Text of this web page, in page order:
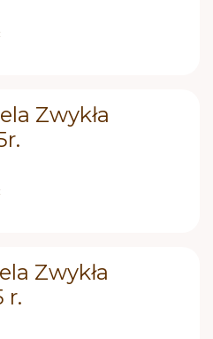
Zwykła
Zwykła
r.